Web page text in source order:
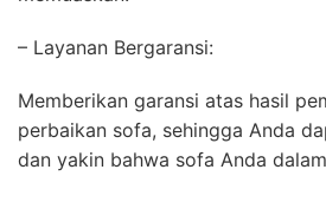
– Layanan Bergaransi:
Memberikan garansi atas hasil
perbaikan sofa, sehingga Anda
dan yakin bahwa sofa Anda